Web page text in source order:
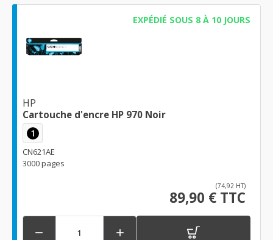
EXPÉDIÉ SOUS 8 À 10 JOURS
HP
Cartouche d'encre HP 970 Noir
1
CN621AE
3000 pages
(74,92 HT)
89,90 € TTC
 